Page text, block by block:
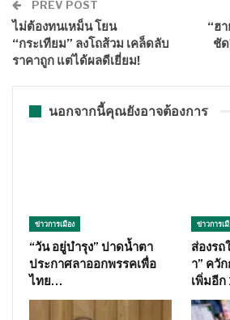
PREV POST
ไม่ต้องทนเหม็น โยน
“กระเทียม” ลงโถส้วม เคล็ดลับ
ราคาถูก แต่ได้ผลดีเยี่ยม!
“ฮ
ชั
นอกจากนี้คุณยังอาจต้องการ
ข่าวการเมือง
“วัน อยู่บำรุง” ปาดน้ำตา
ประกาศลาออกพรรคเพื่อ
ไทย…
ข่าวการเมื
ส่องรถ
า” ควั
เพิ่มอี